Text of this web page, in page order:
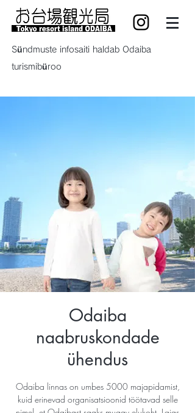
Sündmuste infosaiti haldab Odaiba
turismibüroo
Odaiba
naabruskondade
ühendus
Odaiba linnas on umbes 5000 majapidamist,
kuid erinevad organisatsioonid töötavad selle